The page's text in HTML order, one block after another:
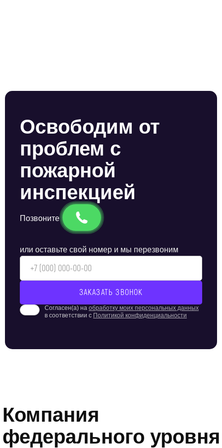
Освободим от
проблем с
пожарной
инспекцией
Позвоните
или оставьте свой номер и мы перезвоним
Согласен(а) на обработку моих персональных данных
в соответствии с Политикой конфиденциальности
Компания
федерального уровня